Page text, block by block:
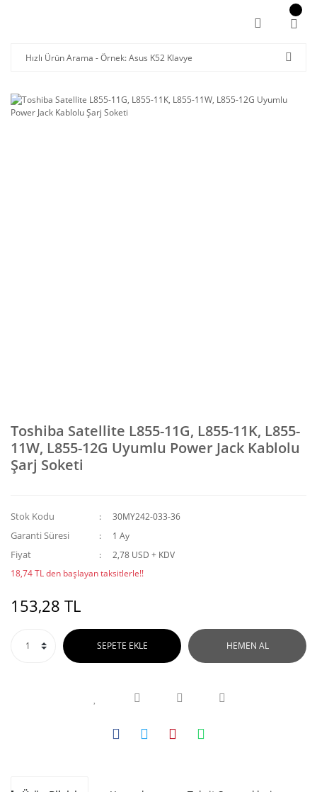
Toshiba Satellite L855-11G, L855-11K, L855-
11W, L855-12G Uyumlu Power Jack Kablolu
Şarj Soketi
Stok Kodu 30MY242-033-36
Garanti Süresi 1 Ay
Fiyat
2,78 USD + KDV
18,74 TL den başlayan taksitlerle!!
153,28 TL
SEPETE EKLE HEMEN AL